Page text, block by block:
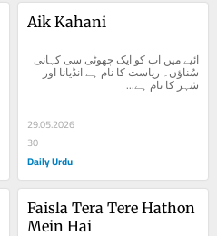
Aik Kahani
سُناؤں۔ ریاست کا نام ہے انڈیانا اور
شہر کا نام ہے...
29.05.2026
30
Daily Urdu
Faisla Tera Tere Hathon
Mein Hai